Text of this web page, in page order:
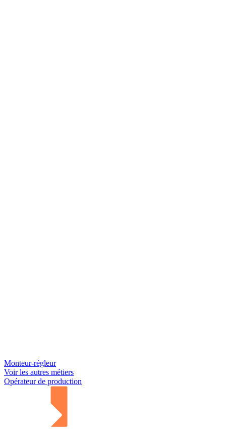
Monteur-régleur
Voir les autres métiers
Opérateur de production